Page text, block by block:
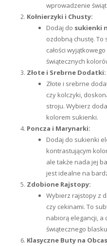
wprowadzenie
Kołnierzyki i Chusty:
Dodaj do sukienki
ozdobną chustę.
całości
świątecznych
Złote i Srebrne Dodatki:
Złote i srebrne
czy kolczyki,
stroju. Wybierz
kolorem sukienki.
Poncza i Marynarki:
Dodaj do sukienki
kontrastującym
ale także nada jej
jest idealne na
Zdobione Rajstopy:
Wybierz rajstopy z
czy cekinami. To
nabiorą elegancji, a
świątecznego
Klasyczne Buty na